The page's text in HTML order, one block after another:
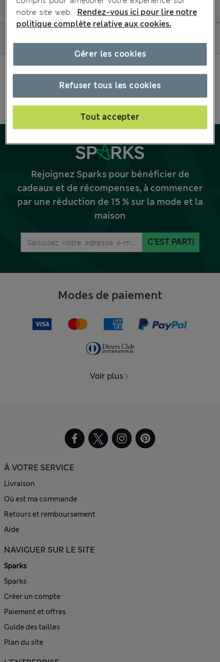
Modification de ma commande
Rejoignez Sparks pour bénéficier de
cadeaux et de récompenses, à commencer
par une réduction de 15 % sur la mode et la
maison
C'EST PARTI
Modes de paiement
Voir plus
À VOTRE SERVICE
Livraison
Où est ma commande
Retours et remboursement
Aide
NAVIGUER SUR LE SITE
Sparks
Sparks
Créer un compte
Paiement et offres
Guide des tailles
Plan du site
notre site web.
Rendez-vous ici pour lire notre
politique complète relative aux cookies.
Refuser tous les cookies
Tout accepter
Gérer les cookies